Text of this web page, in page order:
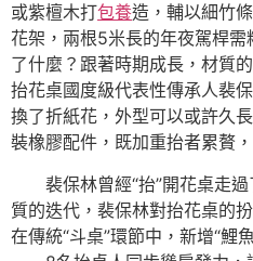
或紫檀木打包養造，輔以細竹
花架，兩根5米長的年夜駕桿需
了什麼？跟著時期成長，材質
抬花桌國度級代表性傳承人裴
換了折紙花，外型可以或許久
裝橡膠配件，既加重抬者累贅
裴保林曾經“抬”開花桌走
質的迭代，裴保林對抬花桌的
在傳統“斗桌”環節中，新增“鯉